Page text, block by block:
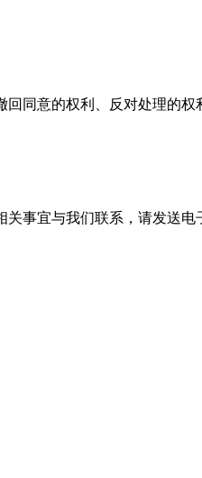
同意的权利、反对处理的
事宜与我们联系，请发送电